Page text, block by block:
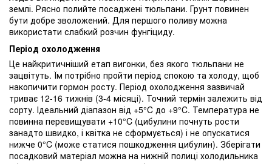
землі. Рясно полийте посаджені тюльпани. Грунт повинен
бути добре зволожений. Для першого поливу можна
використати слабкий розчин фунгіциду.
Період охолодження
Це найкритичніший етап вигонки, без якого тюльпани не
зацвітуть. Їм потрібно пройти період спокою та холоду, щоб
накопичити гормон росту. Період охолодження зазвичай
триває 12-16 тижнів (3-4 місяці). Точний термін залежить від
сорту. Ідеальний діапазон від +5°C до +9°C. Температура не
повинна перевищувати +10°C (цибулини почнуть рости
занадто швидко, і квітка не сформується) і не опускатися
нижче 0°C (може статися пошкодження цибулин). Зберігати
посадковий матеріал можна на нижній полиці холодильника